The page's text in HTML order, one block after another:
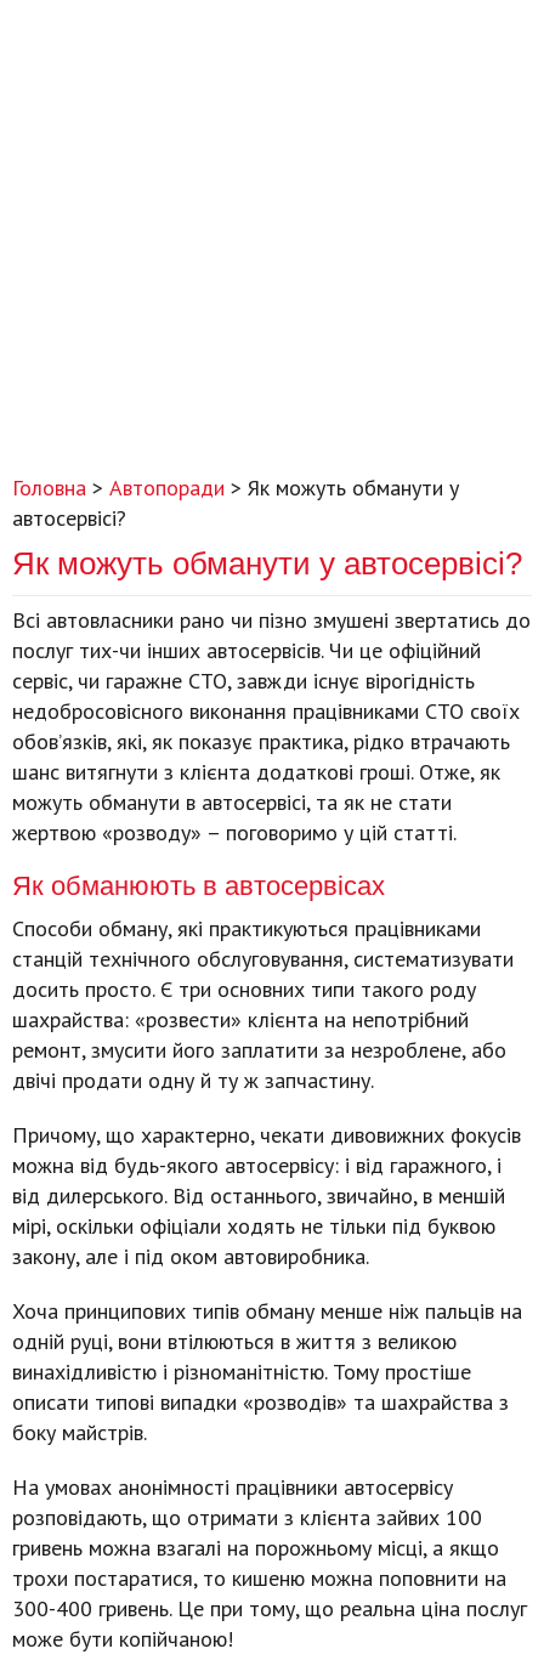
Головна > Автопоради > Як можуть обманути у
автосервісі?
Як можуть обманути у автосервісі?
Всі автовласники рано чи пізно змушені звертатись до
послуг тих-чи інших автосервісів. Чи це офіційний
сервіс, чи гаражне СТО, завжди існує вірогідність
недобросовісного виконання працівниками СТО своїх
обов’язків, які, як показує практика, рідко втрачають
шанс витягнути з клієнта додаткові гроші. Отже, як
можуть обманути в автосервісі, та як не стати
жертвою «розводу» – поговоримо у цій статті.
Як обманюють в автосервісах
Способи обману, які практикуються працівниками
станцій технічного обслуговування, систематизувати
досить просто. Є три основних типи такого роду
шахрайства: «розвести» клієнта на непотрібний
ремонт, змусити його заплатити за незроблене, або
двічі продати одну й ту ж запчастину.
Причому, що характерно, чекати дивовижних фокусів
можна від будь-якого автосервісу: і від гаражного, і
від дилерського. Від останнього, звичайно, в меншій
мірі, оскільки офіціали ходять не тільки під буквою
закону, але і під оком автовиробника.
Хоча принципових типів обману менше ніж пальців на
одній руці, вони втілюються в життя з великою
винахідливістю і різноманітністю. Тому простіше
описати типові випадки «розводів» та шахрайства з
боку майстрів.
На умовах анонімності працівники автосервісу
розповідають, що отримати з клієнта зайвих 100
гривень можна взагалі на порожньому місці, а якщо
трохи постаратися, то кишеню можна поповнити на
300-400 гривень. Це при тому, що реальна ціна послуг
може бути копійчаною!